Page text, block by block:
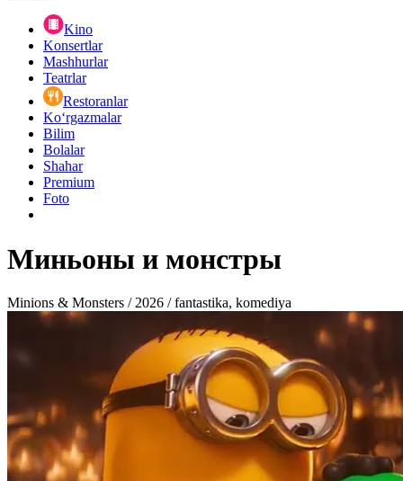
Kino
Konsertlar
Mashhurlar
Teatrlar
Restoranlar
Ko‘rgazmalar
Bilim
Bolalar
Shahar
Premium
Foto
Миньоны и монстры
Minions & Monsters / 2026 / fantastika, komediya